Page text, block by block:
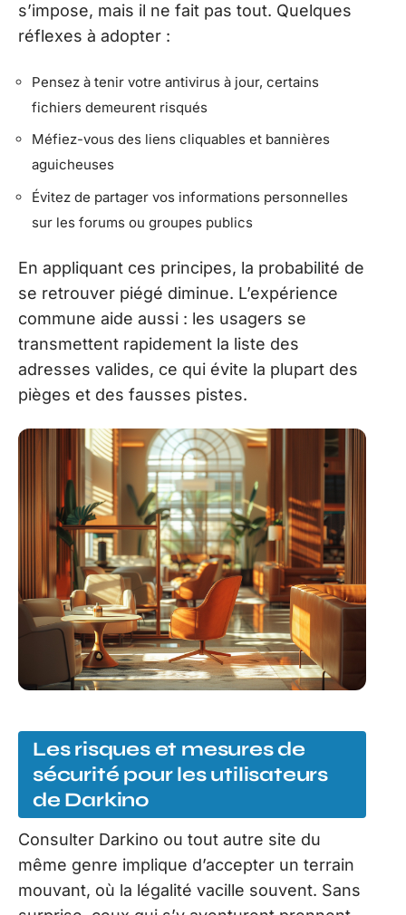
s’impose, mais il ne fait pas tout. Quelques
réflexes à adopter :
Pensez à tenir votre antivirus à jour, certains
fichiers demeurent risqués
Méfiez-vous des liens cliquables et bannières
aguicheuses
Évitez de partager vos informations personnelles
sur les forums ou groupes publics
En appliquant ces principes, la probabilité de
se retrouver piégé diminue. L’expérience
commune aide aussi : les usagers se
transmettent rapidement la liste des
adresses valides, ce qui évite la plupart des
pièges et des fausses pistes.
Les risques et mesures de
sécurité pour les utilisateurs
de Darkino
Consulter Darkino ou tout autre site du
même genre implique d’accepter un terrain
mouvant, où la légalité vacille souvent. Sans